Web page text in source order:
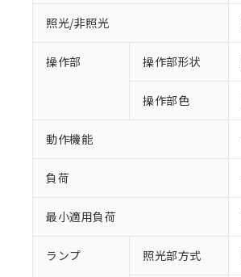
照光/非照光
操作部 操作部形状
操作部色
動作機能
負荷
最小適用負荷
ランプ 照光部方式